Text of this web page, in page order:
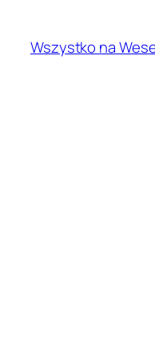
treściWszystko na